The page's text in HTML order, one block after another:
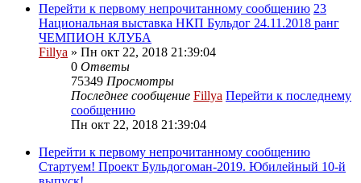
Перейти к первому непрочитанному сообщению 23
Национальная выставка НКП Бульдог 24.11.2018 ранг
ЧЕМПИОН КЛУБА
Fillya » Пн окт 22, 2018 21:39:04
0 Ответы
75349 Просмотры
Последнее сообщение Fillya Перейти к последнему
сообщению
Пн окт 22, 2018 21:39:04
Перейти к первому непрочитанному сообщению
Стартуем! Проект Бульдогоман-2019. Юбилейный 10-й